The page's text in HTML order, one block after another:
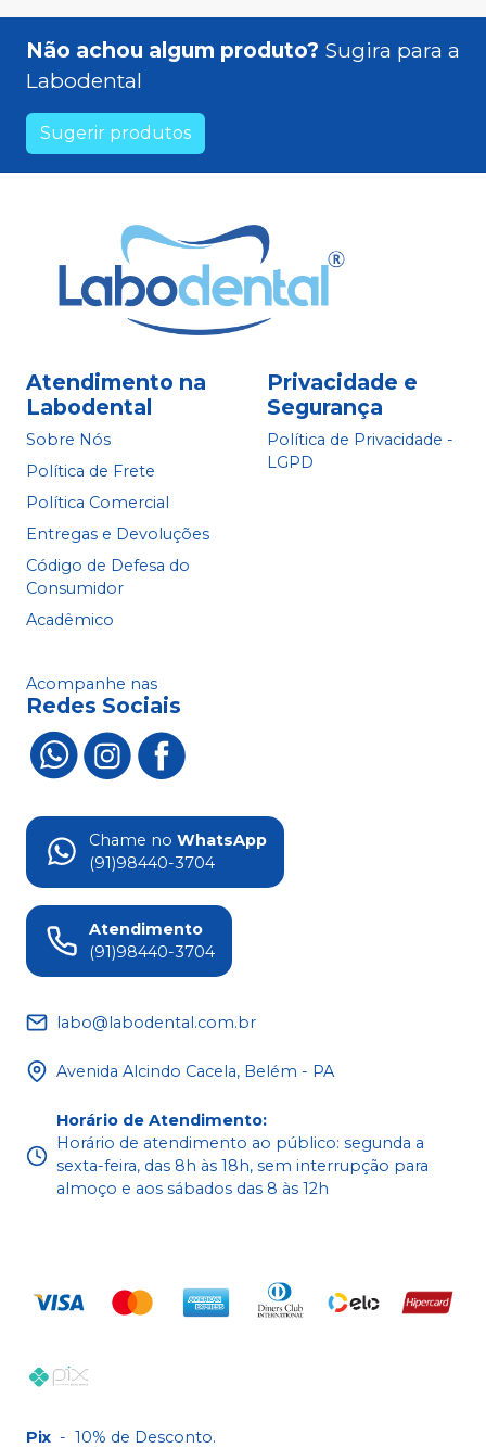
Não achou algum produto? Sugira para a
Labodental
Sugerir produtos
Atendimento na
Labodental
Sobre Nós
Política de Frete
Política Comercial
Entregas e Devoluções
Código de Defesa do
Consumidor
Acadêmico
Privacidade e
Segurança
Política de Privacidade -
LGPD
Acompanhe nas
Redes Sociais
Chame no WhatsApp
(91)98440-3704
Atendimento
(91)98440-3704
labo@labodental.com.br
Avenida Alcindo Cacela, Belém - PA
Horário de Atendimento:
Horário de atendimento ao público: segunda a
sexta-feira, das 8h às 18h, sem interrupção para
almoço e aos sábados das 8 às 12h
Pix - 10% de Desconto.